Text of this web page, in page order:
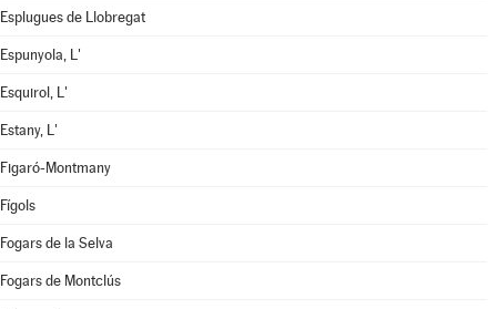
Esplugues de Llobregat
Espunyola, L'
Esquirol, L'
Estany, L'
Figaró-Montmany
Fígols
Fogars de la Selva
Fogars de Montclús